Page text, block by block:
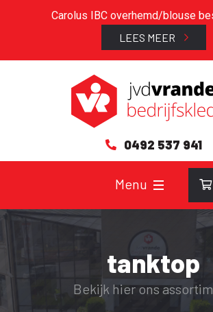
Carolus IBC overhemd/blouse
LEES MEER
0492 537 941
tanktop
Bekijk hier ons